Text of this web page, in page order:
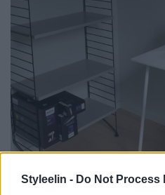
Styleelin - Do Not Process